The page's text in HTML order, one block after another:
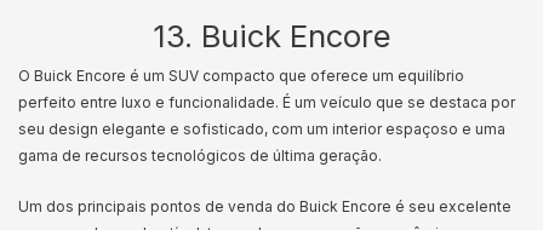
13. Buick Encore
O Buick Encore é um SUV compacto que oferece um equilíbrio
perfeito entre luxo e funcionalidade. É um veículo que se destaca por
seu design elegante e sofisticado, com um interior espaçoso e uma
gama de recursos tecnológicos de última geração.
Um dos principais pontos de venda do Buick Encore é seu excelente